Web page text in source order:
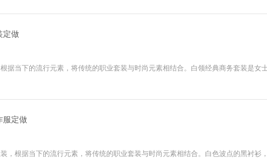
定做
据当下的流行元素，将传统的职业套装与时尚元素相结合。白领经典商务套装是女
定做
根据当下的流行元素，将传统的职业套装与时尚元素相结合。白色波点的黑衬衫